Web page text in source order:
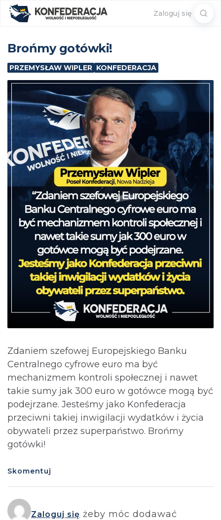
Zaloguj się
Brońmy gotówki!
PRZEMYSŁAW WIPLER KONFEDERACJA
Zdaniem szefowej Europejskiego Banku
Centralnego cyfrowe euro ma być
mechanizmem kontroli społecznej i nawet
takie sumy jak 300 euro w gotówce mogą być
podejrzane. Jesteśmy jako Konfederacja
przeciwni takiej inwigilacji wydatków i życia
obywateli przez superpaństwo. Brońmy
gotówki!
Skomentuj
Zaloguj się żeby móc dodawać